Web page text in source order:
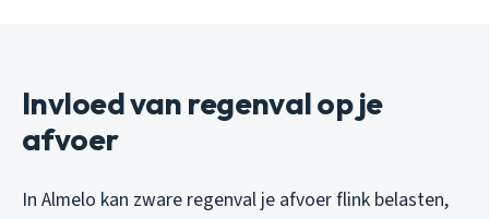
Invloed van regenval op je
afvoer
In Almelo kan zware regenval je afvoer flink belasten,